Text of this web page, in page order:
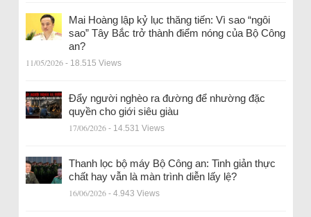
Mai Hoàng lập kỷ lục thăng tiến: Vì sao “ngôi
sao” Tây Bắc trở thành điểm nóng của Bộ Công
an?
11/05/2026 - 18.515 Views
Đẩy người nghèo ra đường để nhường đặc
quyền cho giới siêu giàu
17/06/2026 - 14.531 Views
Thanh lọc bộ máy Bộ Công an: Tinh giản thực
chất hay vẫn là màn trình diễn lấy lệ?
16/06/2026 - 4.943 Views